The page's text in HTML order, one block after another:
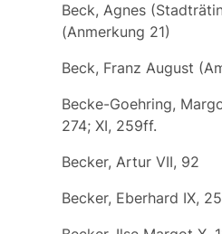
Beck, Agnes
(Anmerkung 21)
Beck, Franz August
Becke-Goehring,
274; XI, 259ff.
Becker, Artur VII, 92
Becker, Eberhard IX,